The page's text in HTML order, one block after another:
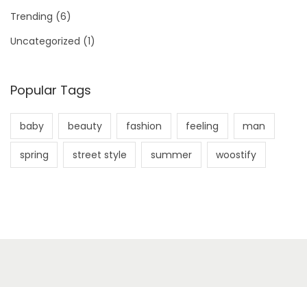
Trending (6)
Uncategorized (1)
Popular Tags
baby beauty fashion feeling man
spring street style summer woostify